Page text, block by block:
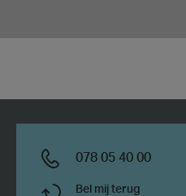
078 05 40 00
Bel mij terug